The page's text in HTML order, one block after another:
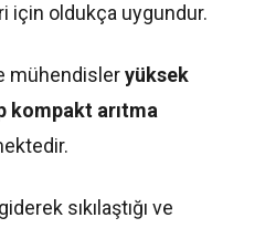
için oldukça uygundur.
mühendisleryüksek
kompakt arıtma
sıkılaştığı ve